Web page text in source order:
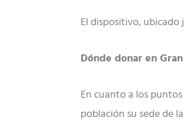
El dispositivo,
Dónde donar en
En cuanto a los
población su sede de